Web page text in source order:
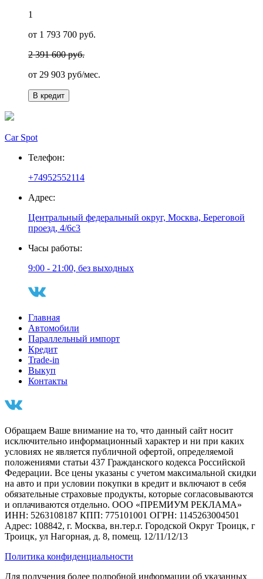
1
от 1 793 700 руб.
2 391 600 руб.
от 29 903 руб/мес.
В кредит
Car Spot
Телефон:
+74952552114
Адрес:
Центральный федеральный округ, Москва, Береговой
проезд, 4/6с3
Часы работы:
9:00 - 21:00, без выходных
Главная
Автомобили
Параллельный импорт
Кредит
Trade-in
Выкуп
Контакты
Обращаем Ваше внимание на то, что данный сайт носит
исключительно информационный характер и ни при каких
условиях не является публичной офертой, определяемой
положениями статьи 437 Гражданского кодекса Российской
Федерации. Все цены указаны с учетом максимальной скидки
на авто и при условии покупки в кредит и включают в себя
обязательные страховые продукты, которые согласовываются
и оплачиваются отдельно. ООО «ПРЕМИУМ РЕКЛАМА»
ИНН: 5263108187 КПП: 775101001 ОГРН: 1145263004501
Адрес: 108842, г. Москва, вн.тер.г. Городской Округ Троицк, г
Троицк, ул Нагорная, д. 8, помещ. 12/11/12/13
Политика конфиденциальности
Для получения более подробной информации об указанных